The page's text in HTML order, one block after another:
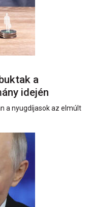
a
idején
a nyugdíjasok az elmúlt